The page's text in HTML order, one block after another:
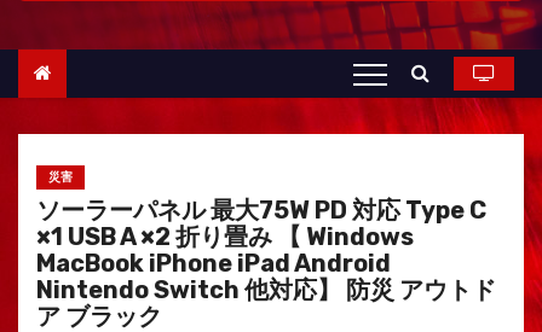
災害
ソーラーパネル 最大75W PD 対応 Type C
×1 USB A ×2 折り畳み 【 Windows
MacBook iPhone iPad Android
Nintendo Switch 他対応】 防災 アウトド
ア ブラック